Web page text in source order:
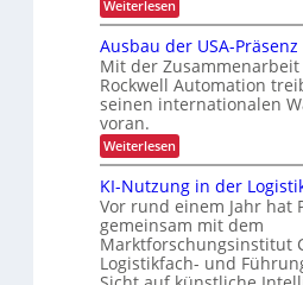
f
e
z
i
s
i
o
i
m
i
n
n
e
r
h
e
i
t
d
r
h
L
E
D
l
i
e
f
e
r
u
n
g
d
a
n
k
A
i
m
t
Weiterlesen:
A
u
t
o
m
a
i
s
i
e
r
t
e
s
P
Ausbau der USA-Präsenz
Mit der
Rockwell Automation
seinen internationalen
voran.
Weiterlesen:
A
s
b
a
u
d
e
KI-Nutzung in der
Vor rund einem Jahr hat
gemeinsam mit dem
Marktforschungsinstitut
Logistikfach- und